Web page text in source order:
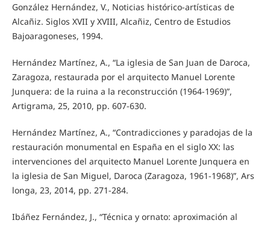
González Hernández, V., Noticias histórico-artísticas de
Alcañiz. Siglos XVII y XVIII, Alcañiz, Centro de Estudios
Bajoaragoneses, 1994.
Hernández Martínez, A., “La iglesia de San Juan de Daroca,
Zaragoza, restaurada por el arquitecto Manuel Lorente
Junquera: de la ruina a la reconstrucción (1964-1969)”,
Artigrama, 25, 2010, pp. 607-630.
Hernández Martínez, A., “Contradicciones y paradojas de la
restauración monumental en España en el siglo XX: las
intervenciones del arquitecto Manuel Lorente Junquera en
la iglesia de San Miguel, Daroca (Zaragoza, 1961-1968)”, Ars
longa, 23, 2014, pp. 271-284.
Ibáñez Fernández, J., “Técnica y ornato: aproximación al